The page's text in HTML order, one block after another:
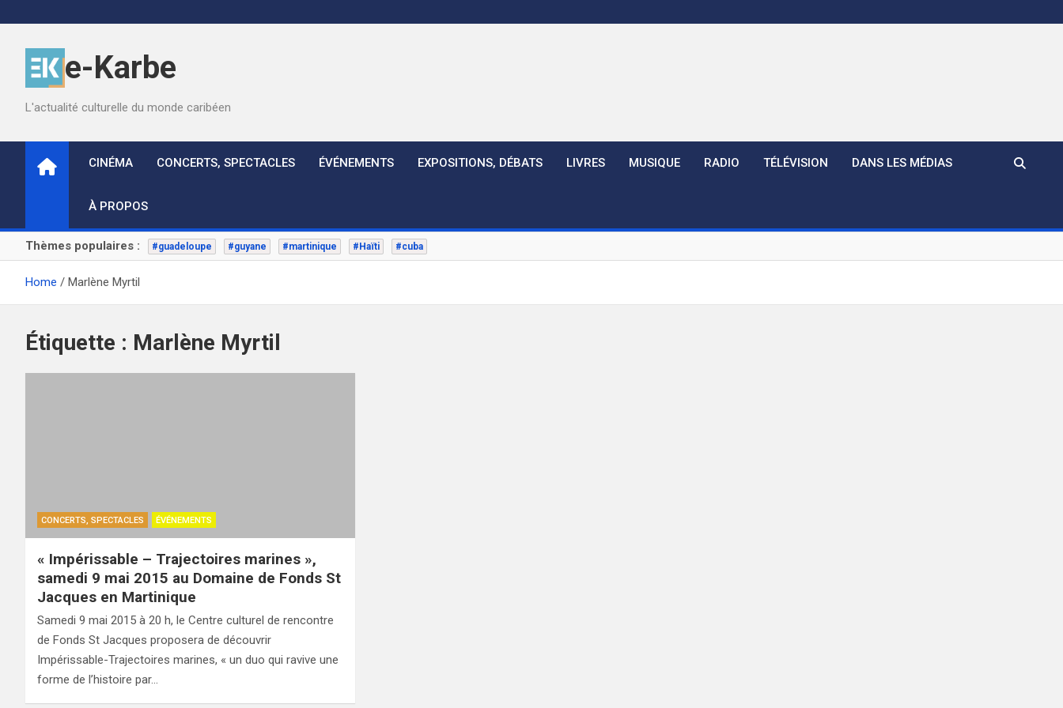
to
content
e-Karbe
L'actualité culturelle du monde caribéen
CINÉMA CONCERTS, SPECTACLES ÉVÉNEMENTS EXPOSITIONS, DÉBATS LIVRES MUSIQUE RADIO TÉLÉVISION DANS LES MÉDIAS
À PROPOS
Thèmes populaires : #guadeloupe #guyane #martinique #Haïti #cuba
Home Marlène Myrtil
Étiquette : Marlène Myrtil
CONCERTS, SPECTACLES ÉVÉNEMENTS
« Impérissable – Trajectoires marines »,
samedi 9 mai 2015 au Domaine de Fonds St
Jacques en Martinique
Samedi 9 mai 2015 à 20 h, le Centre culturel de rencontre
de Fonds St Jacques proposera de découvrir
Impérissable-Trajectoires marines, « un duo qui ravive une
forme de l’histoire par…